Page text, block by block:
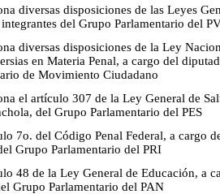
diversas disposiciones de las Leyes
del Grupo Parlamentario del
diversas disposiciones de la Ley
en Materia Penal, a cargo del
de Movimiento Ciudadano
el artículo 307 de la Ley General de
del Grupo Parlamentario del PES
7o. del Código Penal Federal, a cargo
Grupo Parlamentario del PRI
48 de la Ley General de Educación, a
Grupo Parlamentario del PAN